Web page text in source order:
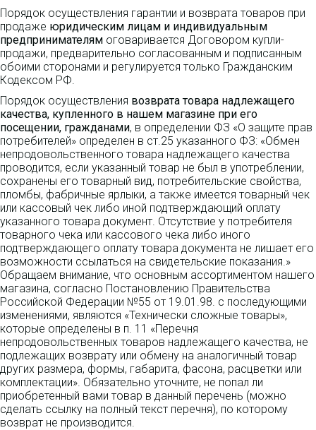
Порядок осуществления гарантии и возврата товаров при
продаже юридическим лицам и индивидуальным
предпринимателям оговаривается Договором купли-
продажи, предварительно согласованным и подписанным
обоими сторонами и регулируется только Гражданским
Кодексом РФ.
Порядок осуществления возврата товара надлежащего
качества, купленного в нашем магазине при его
посещении, гражданами, в определении ФЗ «О защите прав
потребителей» определен в ст.25 указанного ФЗ: «Обмен
непродовольственного товара надлежащего качества
проводится, если указанный товар не был в употреблении,
сохранены его товарный вид, потребительские свойства,
пломбы, фабричные ярлыки, а также имеется товарный чек
или кассовый чек либо иной подтверждающий оплату
указанного товара документ. Отсутствие у потребителя
товарного чека или кассового чека либо иного
подтверждающего оплату товара документа не лишает его
возможности ссылаться на свидетельские показания.»
Обращаем внимание, что основным ассортиментом нашего
магазина, согласно Постановлению Правительства
Российской Федерации №55 от 19.01.98. с последующими
изменениями, являются «Технически сложные товары»,
которые определены в п. 11 «Перечня
непродовольственных товаров надлежащего качества, не
подлежащих возврату или обмену на аналогичный товар
других размера, формы, габарита, фасона, расцветки или
комплектации». Обязательно уточните, не попал ли
приобретенный вами товар в данный перечень (можно
сделать ссылку на полный текст перечня), по которому
возврат не производится.